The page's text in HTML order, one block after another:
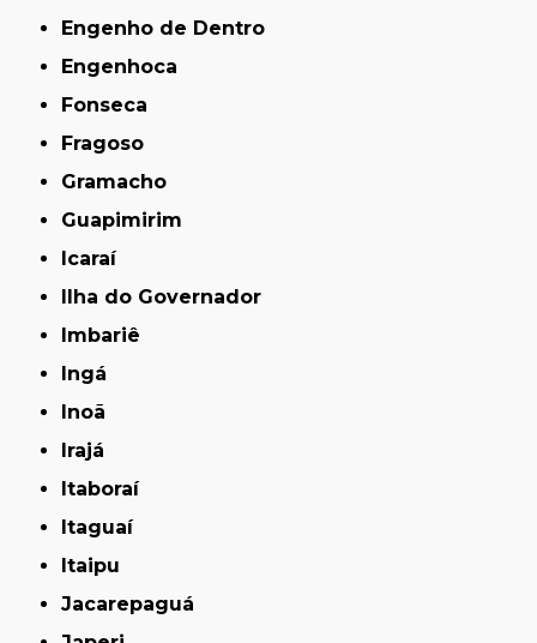
Engenho de Dentro
Engenhoca
Fonseca
Fragoso
Gramacho
Guapimirim
Icaraí
Ilha do Governador
Imbariê
Ingá
Inoã
Irajá
Itaboraí
Itaguaí
Itaipu
Jacarepaguá